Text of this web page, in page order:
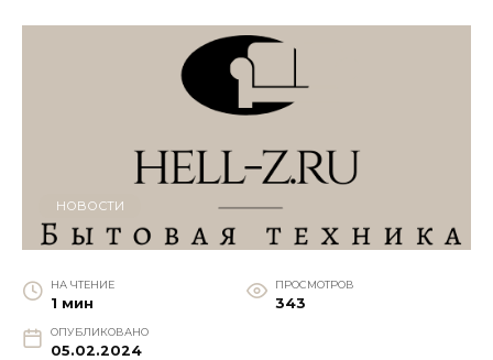
НОВОСТИ
НА ЧТЕНИЕ
1 мин
ПРОСМОТРОВ
343
ОПУБЛИКОВАНО
05.02.2024